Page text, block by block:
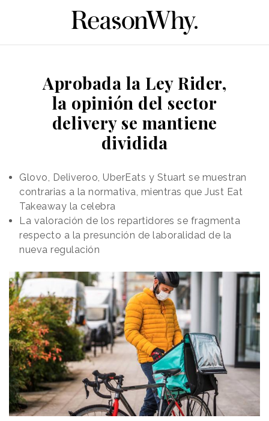
Aprobada la Ley Rider,
la opinión del sector
delivery se mantiene
dividida
Glovo, Deliveroo, UberEats y Stuart se muestran
contrarias a la normativa, mientras que Just Eat
Takeaway la celebra
La valoración de los repartidores se fragmenta
respecto a la presunción de laboralidad de la
nueva regulación